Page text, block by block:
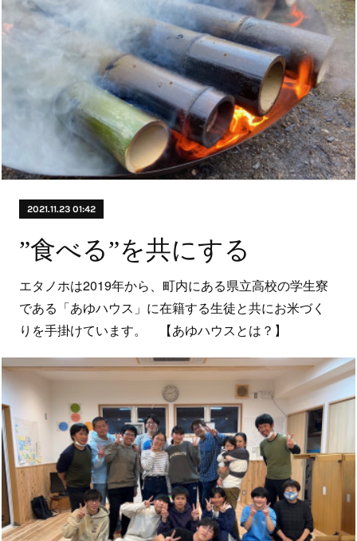
2021.11.23 01:42
”食べる”を共にする
エタノホは2019年から、町内にある県立高校の学生寮
である「あゆハウス」に在籍する生徒と共にお米づく
りを手掛けています。 【あゆハウスとは？】